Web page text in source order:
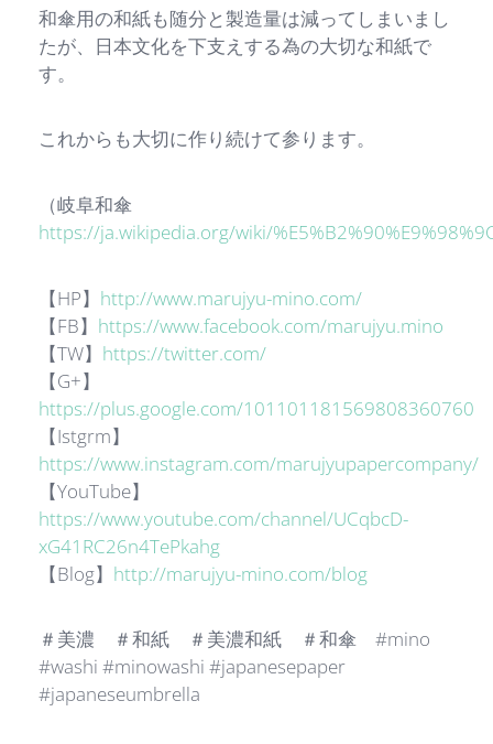
和傘用の和紙も随分と製造量は減ってしまいまし
たが、日本文化を下支えする為の大切な和紙で
す。
これからも大切に作り続けて参ります。
（岐阜和傘
https://ja.wikipedia.org/wiki/
【HP】 http://www.marujyu-mino.com/
【FB】 https://www.facebook.com/marujyu.mino
【TW】 https://twitter.com/
【G+】
https://plus.google.com/101101181569808360760
【Istgrm】
https://www.instagram.com/marujyupapercompany/
【YouTube】
https://www.youtube.com/channel/UCqbcD-
xG41RC26n4TePkahg
【Blog】 http://marujyu-mino.com/blog
＃美濃 ＃和紙 ＃美濃和紙 ＃和傘 #mino
#washi #minowashi #japanesepaper
#japaneseumbrella